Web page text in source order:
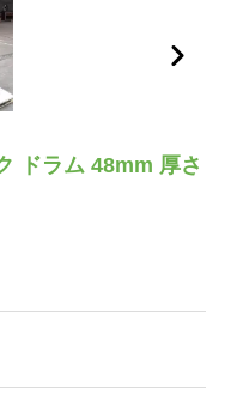
ドラム 48mm 厚さ